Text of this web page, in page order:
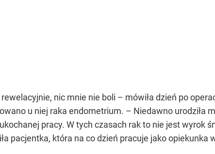
rewelacyjnie, nic mnie nie boli – mówiła dzień po
u niej raka endometrium. – Niedawno urodziła
pracy. W tych czasach rak to nie jest wyrok
pacjentka, która na co dzień pracuje jako